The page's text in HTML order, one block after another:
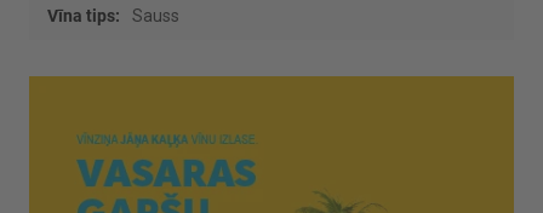
Sauss